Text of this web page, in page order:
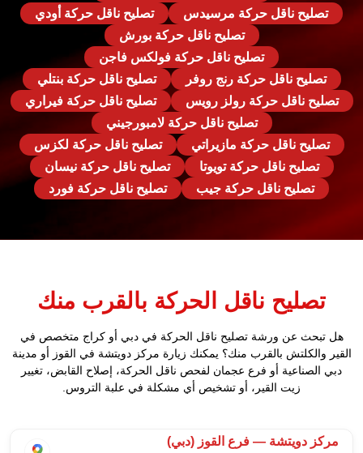
تصليح ناقل حركة مرسيدس
تصليح ناقل حركة أودي
تصليح ناقل حركة بورش
تصليح ناقل حركة فولكس فاجن
تصليح ناقل حركة رنج روفر
تصليح ناقل حركة بنتلي
تصليح ناقل حركة رولز رويس
تصليح ناقل حركة فيراري
تصليح ناقل حركة لامبورجيني
تصليح ناقل حركة مازيراتي
تصليح ناقل حركة لكزس
تصليح ناقل حركة تويوتا
تصليح ناقل حركة نيسان
تصليح ناقل حركة جيب
تصليح ناقل حركة فورد
تصليح ناقل الحركة بالقرب منك
هل تبحث عن ورشة تصليح ناقل الحركة في دبي أو كراج متخصص في
القير والكلتش بالقرب منك؟ يمكنك زيارة مركز دويتشة في القوز أو مدينة
دبي الصناعية أو فرع عجمان لفحص ناقل الحركة، إصلاح القابض، تغيير
زيت القير، أو تشخيص أي مشكلة في علبة التروس.
مركز دويتشة — فرع القوز (دبي)